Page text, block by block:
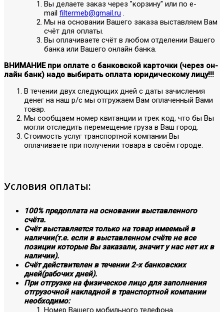
Вы делаете заказ через "корзину" или по е-
mail filtermeb@gmail.ru
Мы на основании Вашего заказа выставляем Вам
счёт для оплаты.
Вы оплачиваете счёт в любом отделении Вашего
банка или Вашего онлайн банка.
ВНИМАНИЕ при оплате с банковской карточки (через он-
лайн банк) надо выбирать оплата юридическому лицу!!!
В течении двух следующих дней с даты зачисления
денег на наш р/с мы отгружаем Вам оплаченный Вами
товар.
Мы сообщаем номер квитанции и трек код, что бы Вы
могли отследить перемещение груза в Ваш город.
Стоимость услуг транспортной компании Вы
оплачиваете при получении товара в своём городе.
Условия оплаты:
100% предоплата на основании выставленного
счёта.
Счёт выставляется только на товар имеемый в
наличии(т.е. если в выставленном счёте не все
позиции которые Вы заказали, значит у нас нет их в
наличии).
Счёт действителен в течении 2-х банковских
дней(рабочих дней).
При отгрузке на физическое лицо для заполнения
отгрузочной накладной в транспортной компании
необходимо:
Номер Вашего мобильного телефона